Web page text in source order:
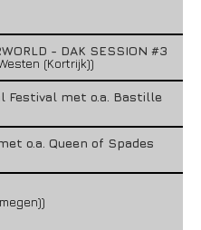
- DAK SESSION #3
(Kortrijk))
Festival met o.a. Bastille
o.a. Queen of Spades